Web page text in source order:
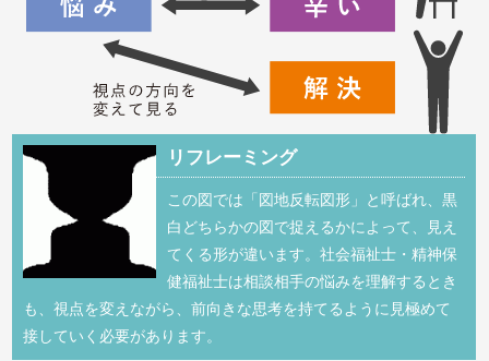
リフレーミング
この図では「図地反転図形」と呼ばれ、黒
白どちらかの図で捉えるかによって、見え
てくる形が違います。社会福祉士・精神保
健福祉士は相談相手の悩みを理解するとき
も、視点を変えながら、前向きな思考を持てるように見極めて
接していく必要があります。